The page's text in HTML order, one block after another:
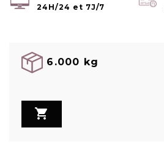
24H/24 et 7J/7
6.000 kg
